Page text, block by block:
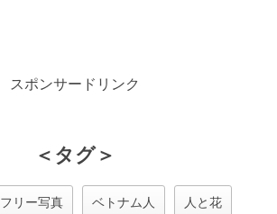
スポンサードリンク
＜タグ＞
フリー写真 ベトナム人 人と花